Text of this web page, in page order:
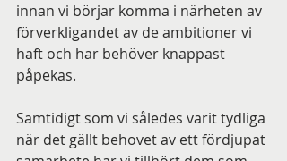
innan vi börjar komma i närheten av
förverkligandet av de ambitioner vi
haft och har behöver knappast
påpekas.
Samtidigt som vi således varit tydliga
när det gällt behovet av ett fördjupat